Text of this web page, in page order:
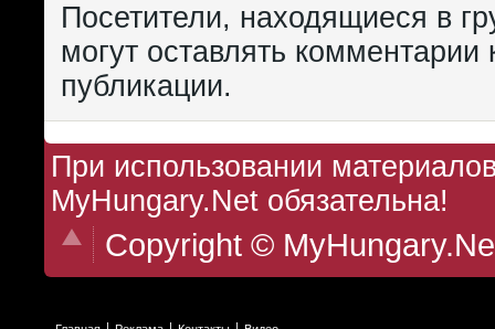
Посетители, находящиеся в
могут оставлять комментарии
публикации.
При использовании
MyHungary.Net обязательна!
Copyright ©